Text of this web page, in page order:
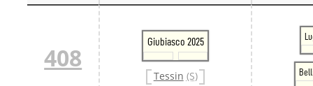
408
Giubiasco 2025
Tessin (S)